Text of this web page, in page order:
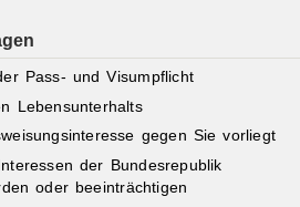
Pass- und Visumpflicht
Lebensunterhalts
gegen Sie vorliegt
der Bundesrepublik
oder beeinträchtigen